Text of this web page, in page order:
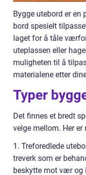
Bygge utebord er en
bord spesielt
laget for å tåle
uteplassen eller
muligheten til å
materialene etter
Typer
Det finnes et bredt
velge mellom. Her
1. Treforedlede
treverk som er
beskytte mot vær og